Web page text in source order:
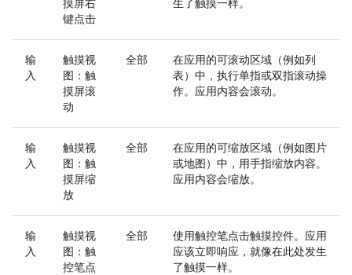
摸屏右
键点击
生了触摸一样。
输
入
触摸视
图：触
摸屏滚
动
全部
在应用的可滚动区域（例如列
表）中，执行单指或双指滚动操
作。应用内容会滚动。
输
入
触摸视
图：触
摸屏缩
放
全部
在应用的可缩放区域（例如图片
或地图）中，用手指缩放内容。
应用内容会缩放。
输
入
触摸视
图：触
控笔点
全部
使用触控笔点击触摸控件。应用
应该立即响应，就像在此处发生
了触摸一样。